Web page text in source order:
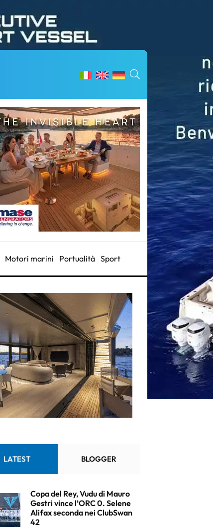
Motori marini Portualità Sport
LATEST BLOGGER
Copa del Rey, Vudu di Mauro
Gestri vince l’ORC 0. Selene
Alifax seconda nei ClubSwan
42